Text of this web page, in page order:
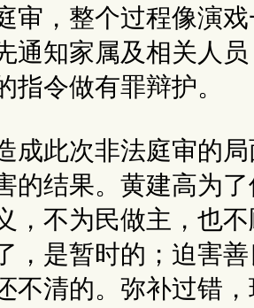
审，整个过程像演
通知家属及相关人
指令做有罪辩护。
成此次非法庭审的
的结果。黄建高为
，不为民做主，也
，是暂时的；迫害
不清的。弥补过错